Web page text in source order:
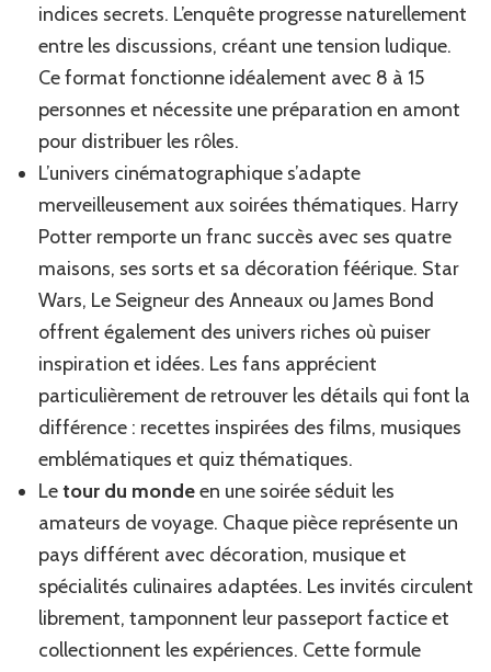
indices secrets. L’enquête progresse naturellement
entre les discussions, créant une tension ludique.
Ce format fonctionne idéalement avec 8 à 15
personnes et nécessite une préparation en amont
pour distribuer les rôles.
L’univers cinématographique s’adapte
merveilleusement aux soirées thématiques. Harry
Potter remporte un franc succès avec ses quatre
maisons, ses sorts et sa décoration féérique. Star
Wars, Le Seigneur des Anneaux ou James Bond
offrent également des univers riches où puiser
inspiration et idées. Les fans apprécient
particulièrement de retrouver les détails qui font la
différence : recettes inspirées des films, musiques
emblématiques et quiz thématiques.
Letour du mondeen une soirée séduit les
amateurs de voyage. Chaque pièce représente un
pays différent avec décoration, musique et
spécialités culinaires adaptées. Les invités circulent
librement, tamponnent leur passeport factice et
collectionnent les expériences. Cette formule